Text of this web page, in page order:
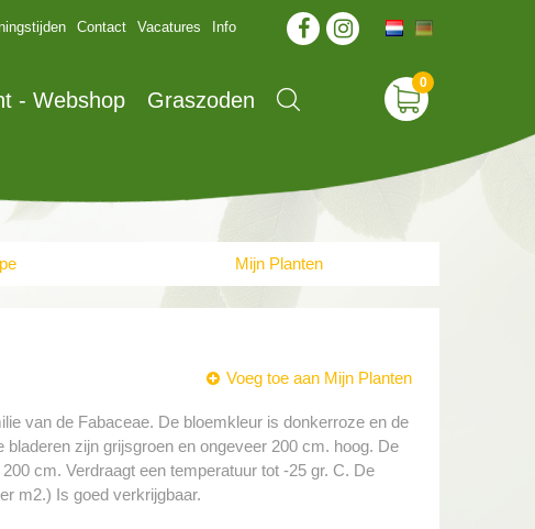
Contact Vacatures Info
- Webshop Graszoden
Mijn Planten
Voeg toe aan Mijn Planten
van de Fabaceae. De bloemkleur is donkerroze en de
zijn grijsgroen en ongeveer 200 cm. hoog. De
cm. Verdraagt een temperatuur tot -25 gr. C. De
m2.) Is goed verkrijgbaar.